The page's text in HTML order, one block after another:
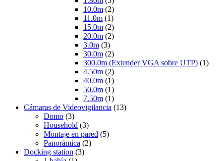
10.0m (2)
11.0m (1)
15.0m (2)
20.0m (2)
3.0m (3)
30.0m (2)
300.0m (Extender VGA sobre UTP) (1)
4.50m (2)
40.0m (1)
50.0m (1)
7.50m (1)
Cámaras de Videovigilancia (13)
Domo (3)
Household (3)
Montaje en pared (5)
Panorámica (2)
Docking station (3)